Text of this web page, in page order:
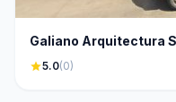
Galiano Arquitectura
star5.0(0)